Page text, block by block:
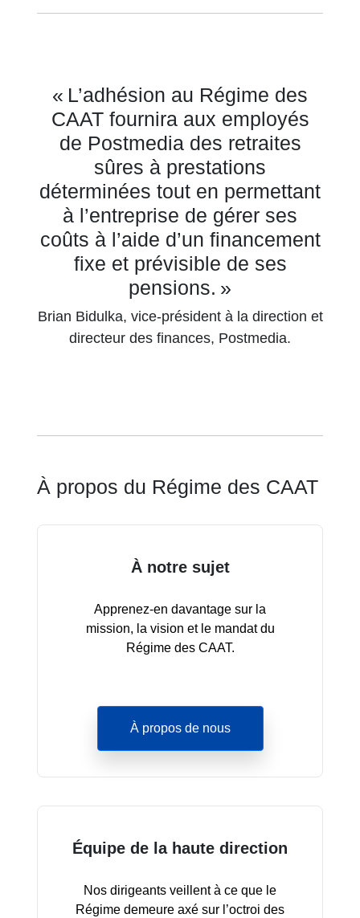
« L’adhésion au Régime des
CAAT fournira aux employés
de Postmedia des retraites
sûres à prestations
déterminées tout en permettant
à l’entreprise de gérer ses
coûts à l’aide d’un financement
fixe et prévisible de ses
pensions. »
Brian Bidulka, vice-président à la direction et
directeur des finances, Postmedia.
À propos du Régime des CAAT
À notre sujet
Apprenez-en davantage sur la
mission, la vision et le mandat du
Régime des CAAT.
À propos de nous
Équipe de la haute direction
Nos dirigeants veillent à ce que le
Régime demeure axé sur l’octroi des